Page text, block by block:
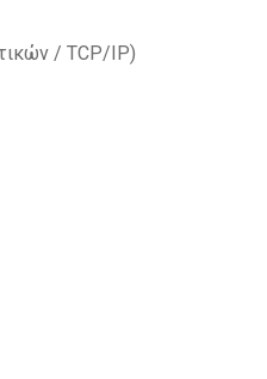
/ TCP/ΙΡ)